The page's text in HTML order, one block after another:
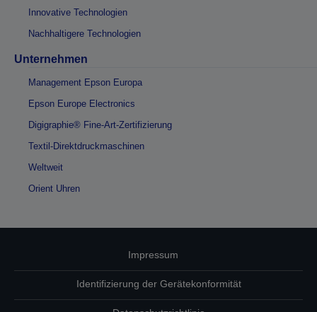
Innovative Technologien
Nachhaltigere Technologien
Unternehmen
Management Epson Europa
Epson Europe Electronics
Digigraphie® Fine-Art-Zertifizierung
Textil-Direktdruckmaschinen
Weltweit
Orient Uhren
Impressum
Identifizierung der Gerätekonformität